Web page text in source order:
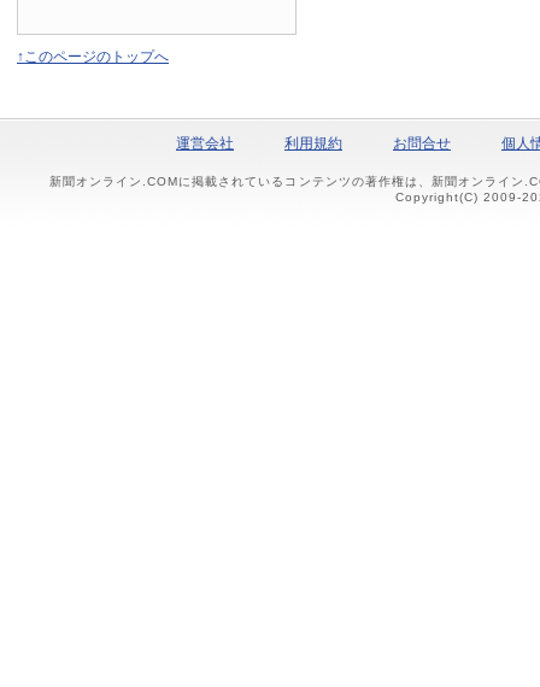
↑このページのトップへ
運営会社 利用規約 お問合せ 個人
新聞オンライン.COMに掲載されているコンテンツの著作権は、新聞オンライン
Copyright(C) 2009-